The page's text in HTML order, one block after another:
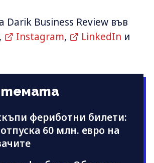
Darik Business Review във
, Instagram, LinkedIn и
фериботни билети:
60 млн. евро на